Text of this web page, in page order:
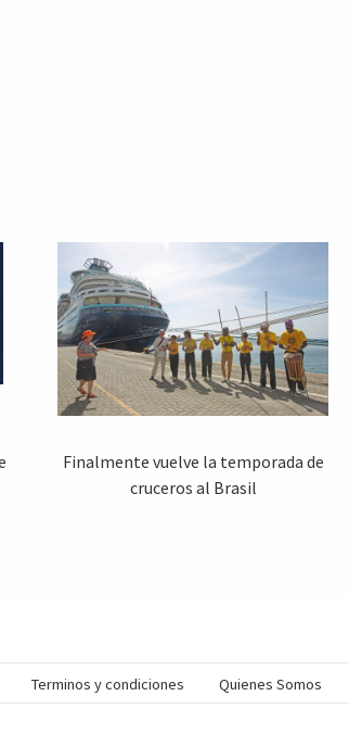
Finalmente vuelve la temporada de
cruceros al Brasil
Terminos y condiciones Quienes Somos